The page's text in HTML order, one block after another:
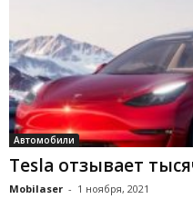
Автомобили
Tesla отзывает
Mobilaser - 1 ноября, 2021